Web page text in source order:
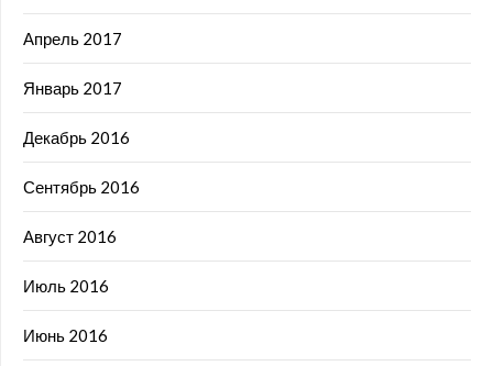
Апрель 2017
Январь 2017
Декабрь 2016
Сентябрь 2016
Август 2016
Июль 2016
Июнь 2016